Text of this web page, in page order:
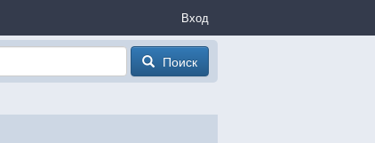
Вход
Поиск